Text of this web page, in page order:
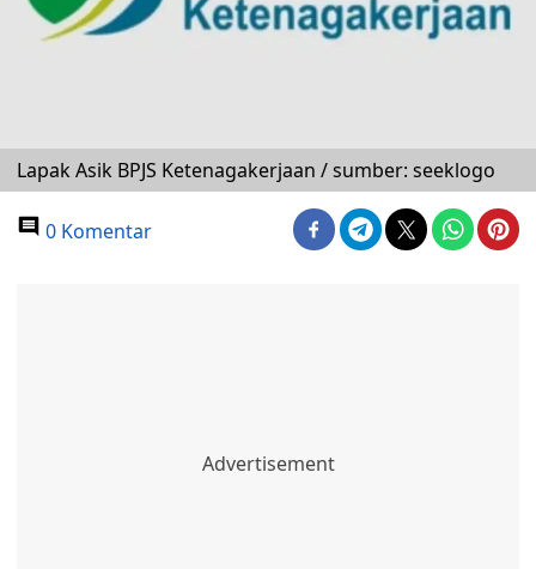
Lapak Asik BPJS Ketenagakerjaan / sumber: seeklogo
0 Komentar